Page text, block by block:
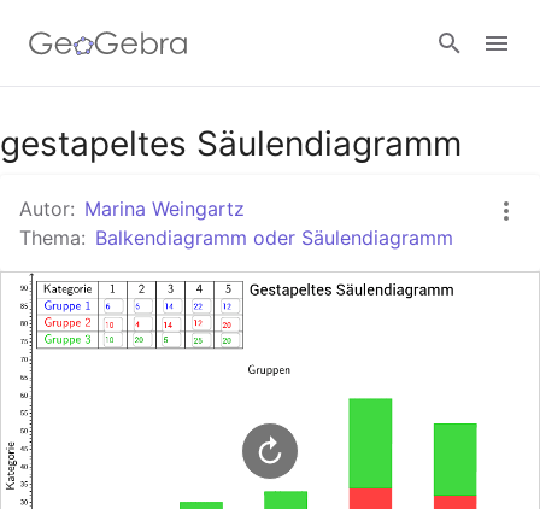
Google Classroom
GeoGebra Classroom
Anmelden
gestapeltes Säulendiagramm
Autor: Marina Weingartz
Thema: Balkendiagramm oder Säulendiagramm